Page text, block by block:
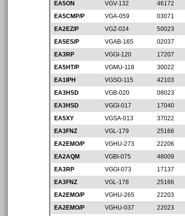
EA5ON
VGV-132 46172
EA5CMP/P
VGA-059 03071
EA2EZ/P
VGZ-024 50023
EA5ES/P
VGAB-165 02037
EA3RP
VGGI-120 17207
EA5HT/P
VGMU-118 30022
EA1IPH
VGSO-115 42103
EA3HSD
VGB-020 08023
EA3HSD
VGGI-017 17040
EA5XY
VGSA-013 37022
EA3FNZ
VGL-179 25166
EA2EMO/P
VGHU-273 22206
EA2AQM
VGBI-075 48009
EA3RP
VGGI-073 17137
EA3FNZ
VGL-178 25166
EA2EMO/P
VGHU-265 22203
EA2EMO/P
VGHU-037 22023